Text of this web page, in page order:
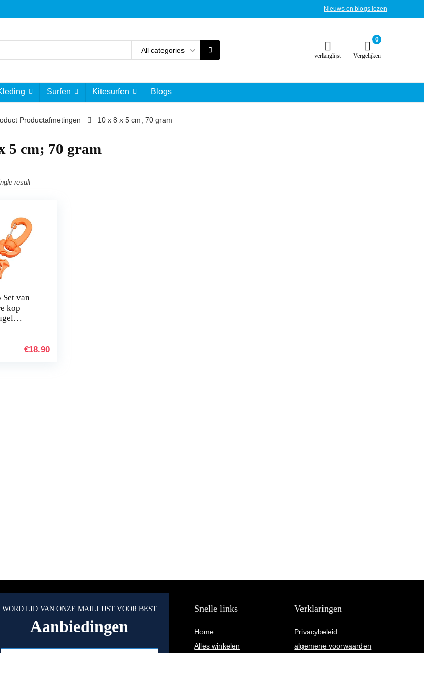
Nieuws en blogs lezen
All categories
verlanglijst
0
Vergelijken
Surfen Kitesurfen Blogs
Productafmetingen ‎10 x 8 x 5 cm; 70 gram
5 cm; 70 gram
result
Set van
kop
in€18.90
WORD LID VAN ONZE MAILLIJST VOOR BEST
Aanbiedingen
Snelle links
Home
Alles winkelen
Verklaringen
Privacybeleid
algemene voorwaarden